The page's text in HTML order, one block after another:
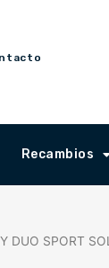
Recambios
DUO SPORT